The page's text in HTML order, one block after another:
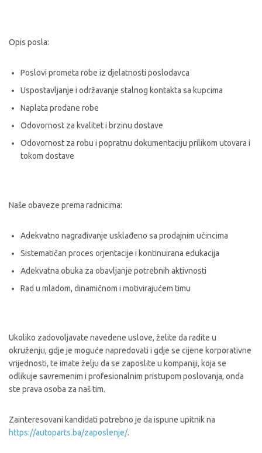
Opis posla:
Poslovi prometa robe iz djelatnosti poslodavca
Uspostavljanje i održavanje stalnog kontakta sa kupcima
Naplata prodane robe
Odovornost za kvalitet i brzinu dostave
Odovornost za robu i popratnu dokumentaciju prilikom utovara i
tokom dostave
Naše obaveze prema radnicima:
Adekvatno nagrađivanje usklađeno sa prodajnim učincima
Sistematičan proces orjentacije i kontinuirana edukacija
Adekvatna obuka za obavljanje potrebnih aktivnosti
Rad u mladom, dinamičnom i motivirajućem timu
Ukoliko zadovoljavate navedene uslove, želite da radite u
okruženju, gdje je moguće napredovati i gdje se cijene korporativne
vrijednosti, te imate želju da se zaposlite u kompaniji, koja se
odlikuje savremenim i profesionalnim pristupom poslovanja, onda
ste prava osoba za naš tim.
Zainteresovani kandidati potrebno je da ispune upitnik na
https://autoparts.ba/zaposlenje/.